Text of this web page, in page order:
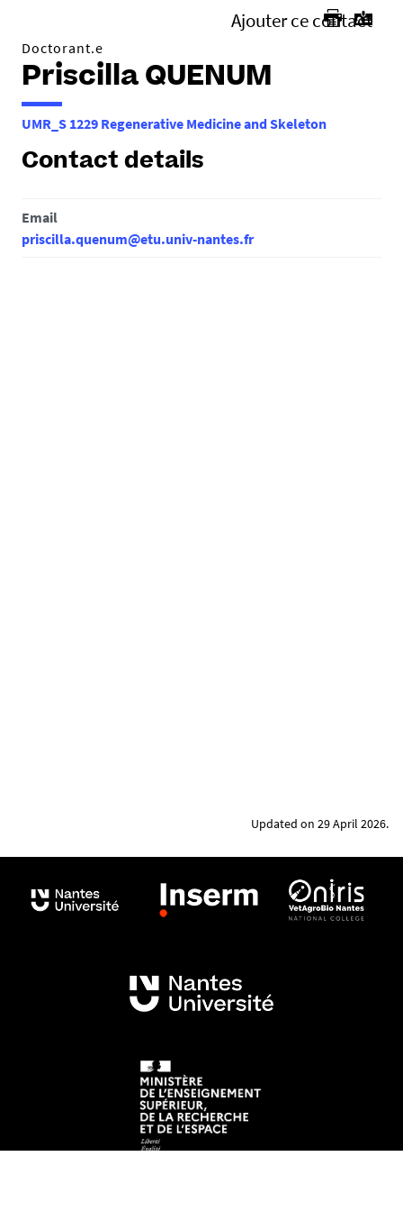
Ajouter ce contact
Doctorant.e
Priscilla QUENUM
UMR_S 1229 Regenerative Medicine and Skeleton
Contact details
Email
priscilla.quenum@etu.univ-nantes.fr
Updated on 29 April 2026.